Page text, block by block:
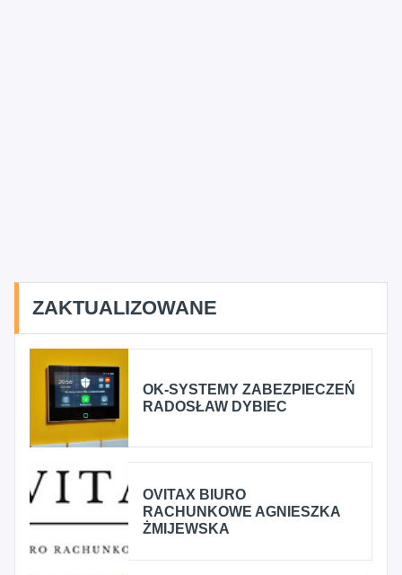
ZAKTUALIZOWANE
OK-SYSTEMY ZABEZPIECZEŃ
RADOSŁAW DYBIEC
OVITAX BIURO
RACHUNKOWE AGNIESZKA
ŻMIJEWSKA